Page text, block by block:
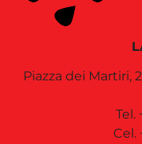
Piazza dei Martiri,
Tel.
Cel.